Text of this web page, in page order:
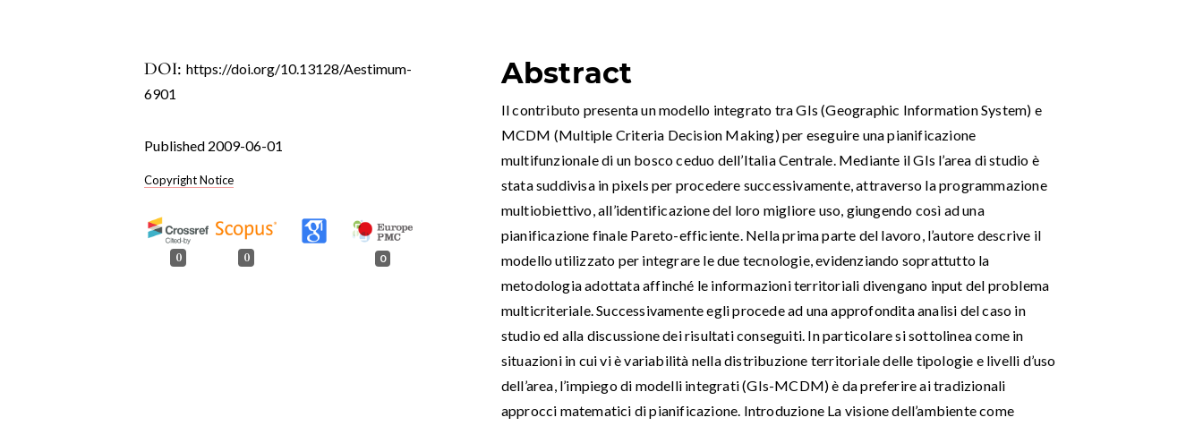
DOI:https://doi.org/10.13128/Aestimum-
6901
Published 2009-06-01
Copyright Notice
0 0 0
Abstract
Il contributo presenta un modello integrato tra GIs (Geographic Information System) e
MCDM (Multiple Criteria Decision Making) per eseguire una pianificazione
multifunzionale di un bosco ceduo dell’Italia Centrale. Mediante il GIs l’area di studio è
stata suddivisa in pixels per procedere successivamente, attraverso la programmazione
multiobiettivo, all’identificazione del loro migliore uso, giungendo così ad una
pianificazione finale Pareto-efficiente. Nella prima parte del lavoro, l’autore descrive il
modello utilizzato per integrare le due tecnologie, evidenziando soprattutto la
metodologia adottata affinché le informazioni territoriali divengano input del problema
multicriteriale. Successivamente egli procede ad una approfondita analisi del caso in
studio ed alla discussione dei risultati conseguiti. In particolare si sottolinea come in
situazioni in cui vi è variabilità nella distribuzione territoriale delle tipologie e livelli d’uso
dell’area, l’impiego di modelli integrati (GIs-MCDM) è da preferire ai tradizionali
approcci matematici di pianificazione. Introduzione La visione dell’ambiente come